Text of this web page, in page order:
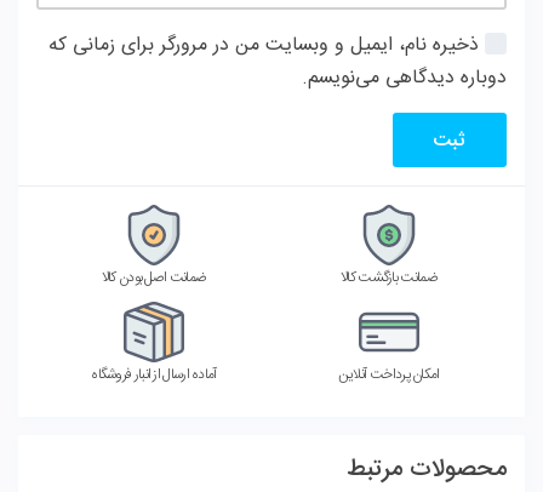
ذخیره نام، ایمیل و وبسایت من در مرورگر برای زمانی که
دوباره دیدگاهی می‌نویسم.
ضمانت بازگشت کالا ضمانت اصل بودن کالا
امکان پرداخت آنلاین آماده ارسال از انبار فروشگاه
محصولات مرتبط